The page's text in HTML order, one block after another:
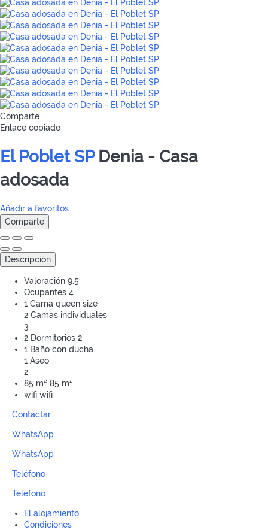
Comparte
Enlace copiado
El Poblet SP Denia - Casa
adosada
Añadir a favoritos
Comparte
Descripción
Valoración 9.5
Ocupantes 4
1 Cama queen size
2 Camas individuales
3
2 Dormitorios 2
1 Baño con ducha
1 Aseo
2
85 m² 85 m²
wifi wifi
Contactar
WhatsApp
WhatsApp
Teléfono
Teléfono
El alojamiento
Condiciones